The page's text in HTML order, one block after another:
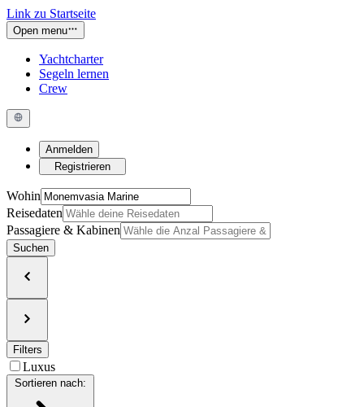
Link zu Startseite
Open menu
Yachtcharter
Segeln lernen
Crew
Anmelden
Registrieren
Wohin
Reisedaten
Passagiere & Kabinen
Suchen
Filters
Luxus
Sortieren nach